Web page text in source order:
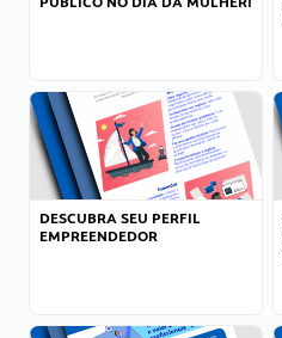
DESCUBRA SEU PERFIL
EMPREENDEDOR